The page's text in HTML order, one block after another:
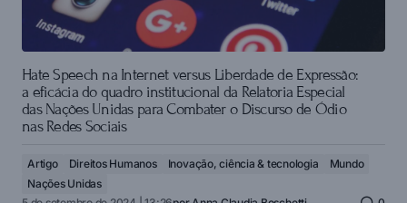
Hate Speech na Internet versus Liberdade de Expressão:
a eficácia do quadro institucional da Relatoria Especial
das Nações Unidas para Combater o Discurso de Ódio
nas Redes Sociais
Artigo Direitos Humanos Inovação, ciência & tecnologia
Mundo
Nações Unidas